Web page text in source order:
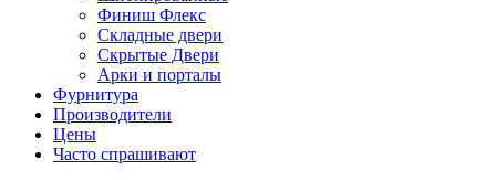
Финиш Флекс
Складные двери
Скрытые Двери
Арки и порталы
Фурнитура
Производители
Цены
Часто спрашивают